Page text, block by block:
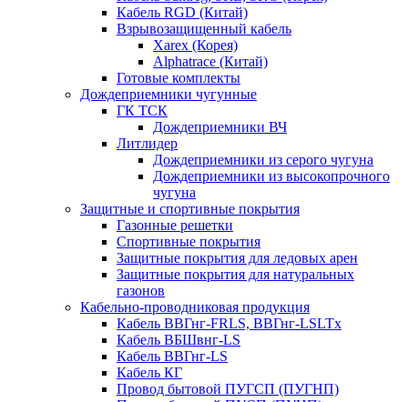
Кабель RGD (Китай)
Взрывозащищенный кабель
Xarex (Корея)
Alphatrace (Китай)
Готовые комплекты
Дождеприемники чугунные
ГК ТСК
Дождеприемники ВЧ
Литлидер
Дождеприемники из серого чугуна
Дождеприемники из высокопрочного
чугуна
Защитные и спортивные покрытия
Газонные решетки
Спортивные покрытия
Защитные покрытия для ледовых арен
Защитные покрытия для натуральных
газонов
Кабельно-проводниковая продукция
Кабель ВВГнг-FRLS, ВВГнг-LSLTx
Кабель ВБШвнг-LS
Кабель ВВГнг-LS
Кабель КГ
Провод бытовой ПУГСП (ПУГНП)